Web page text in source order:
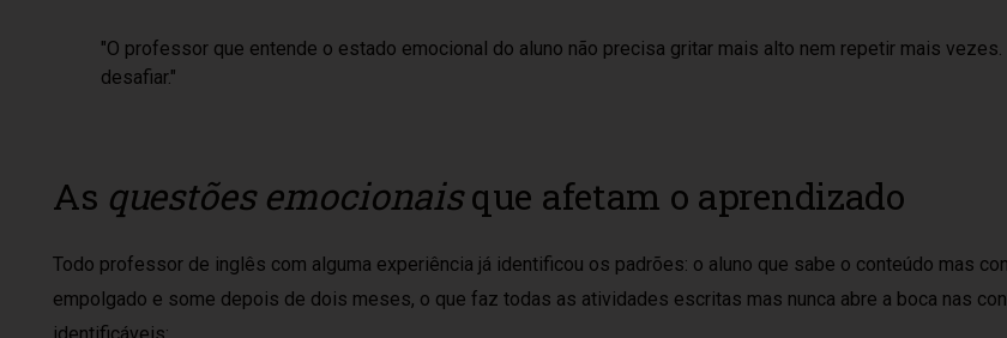
"O professor que entende o estado emocional do aluno não precisa gritar mais alto nem repetir mais
desafiar."
As questões emocionaisque afetam o aprendizado
Todo professor de inglês com alguma experiência já identificou os padrões: o aluno que sabe o conteúdo mas
empolgado e some depois de dois meses, o que faz todas as atividades escritas mas nunca abre a boca nas